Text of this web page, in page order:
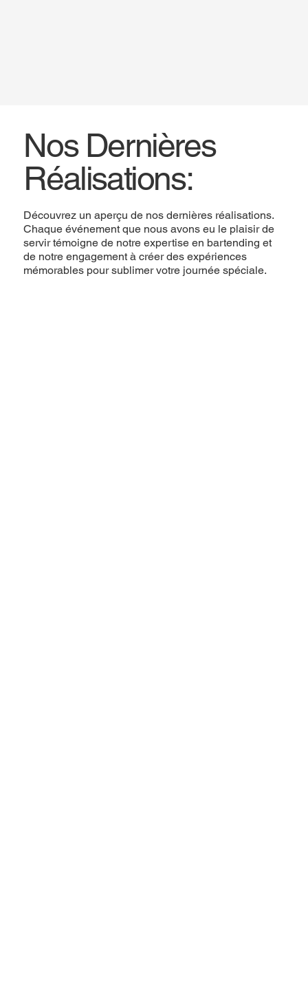
Nos Dernières
Réalisations:
Découvrez un aperçu de nos dernières réalisations.
Chaque événement que nous avons eu le plaisir de
servir témoigne de notre expertise en bartending et
de notre engagement à créer des expériences
mémorables pour sublimer votre journée spéciale.